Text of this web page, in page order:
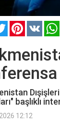
TwitterPinterest
VK
başlıklı
12:12